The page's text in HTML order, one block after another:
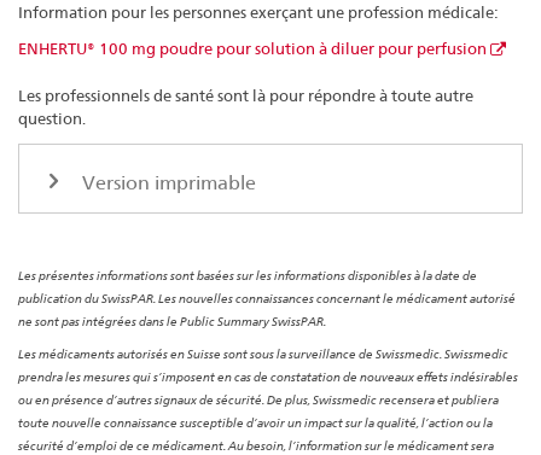
Information pour les personnes exerçant une profession médicale:
ENHERTU® 100 mg poudre pour solution à diluer pour perfusion
Les professionnels de santé sont là pour répondre à toute autre
question.
Version imprimable
Les présentes informations sont basées sur les informations disponibles à la date de
publication du SwissPAR. Les nouvelles connaissances concernant le médicament autorisé
ne sont pas intégrées dans le Public Summary SwissPAR.
Les médicaments autorisés en Suisse sont sous la surveillance de Swissmedic. Swissmedic
prendra les mesures qui s’imposent en cas de constatation de nouveaux effets indésirables
ou en présence d’autres signaux de sécurité. De plus, Swissmedic recensera et publiera
toute nouvelle connaissance susceptible d’avoir un impact sur la qualité, l’action ou la
sécurité d’emploi de ce médicament. Au besoin, l’information sur le médicament sera